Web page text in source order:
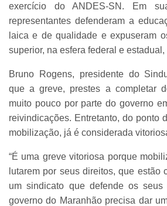
exercício do ANDES-SN. Em
representantes defenderam a
laica e de qualidade e expuseram
superior, na esfera federal e
Bruno Rogens, presidente do
que a greve, prestes a completar
muito pouco por parte do governo
reivindicações. Entretanto, do ponto
mobilização, já é considerada
“É uma greve vitoriosa porque
lutarem por seus direitos, que estão
um sindicato que defende os seus
governo do Maranhão precisa dar